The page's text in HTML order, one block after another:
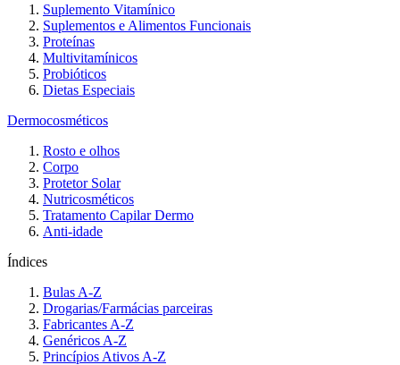
Suplemento Vitamínico
Suplementos e Alimentos Funcionais
Proteínas
Multivitamínicos
Probióticos
Dietas Especiais
Dermocosméticos
Rosto e olhos
Corpo
Protetor Solar
Nutricosméticos
Tratamento Capilar Dermo
Anti-idade
Índices
Bulas A-Z
Drogarias/Farmácias parceiras
Fabricantes A-Z
Genéricos A-Z
Princípios Ativos A-Z